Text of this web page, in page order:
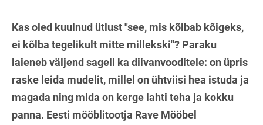
Kas oled kuulnud ütlust "see, mis kõlbab kõigeks,
ei kõlba tegelikult mitte millekski"? Paraku
laieneb väljend sageli ka diivanvooditele: on üpris
raske leida mudelit, millel on ühtviisi hea istuda ja
magada ning mida on kerge lahti teha ja kokku
panna. Eesti mööblitootja Rave Mööbel